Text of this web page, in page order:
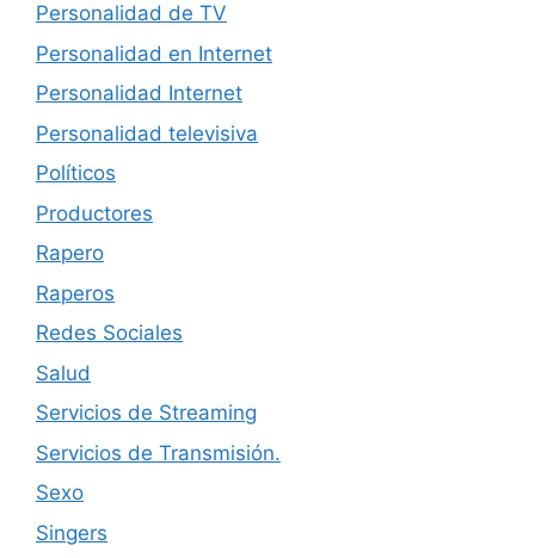
Personalidad de TV
Personalidad en Internet
Personalidad Internet
Personalidad televisiva
Políticos
Productores
Rapero
Raperos
Redes Sociales
Salud
Servicios de Streaming
Servicios de Transmisión.
Sexo
Singers